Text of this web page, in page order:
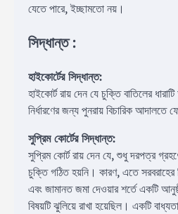
যেতে পারে, ইচ্ছামতো নয়।
সিদ্ধান্ত :
হাইকোর্টের সিদ্ধান্ত:
হাইকোর্ট রায় দেন যে চুক্তি বাতিলের
নির্ধারণের জন্য পুনরায় বিচারিক আদালতে
সুপ্রিম কোর্টের সিদ্ধান্ত:
সুপ্রিম কোর্ট রায় দেন যে, শুধু দরপত্র
চুক্তি গঠিত হয়নি। কারণ, এতে সরবরাহের
এবং জামানত জমা দেওয়ার শর্তে একটি
বিষয়টি ঝুলিয়ে রাখা হয়েছিল। একটি